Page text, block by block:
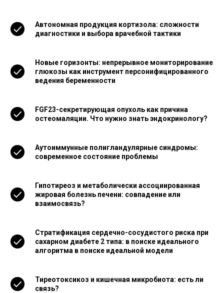
Автономная продукция кортизола: сложности
диагностики и выбора врачебной тактики
Новые горизонты: непрерывное мониторирование
глюкозы как инструмент персонифицированного
ведения беременности
FGF23-секретирующая опухоль как причина
остеомаляции. Что нужно знать эндокринологу?
Аутоиммунные полигландулярные синдромы:
современное состояние проблемы
Гипотиреоз и метаболически ассоциированная
жировая болезнь печени: совпадение или
взаимосвязь?
Стратификация сердечно-сосудистого риска при
сахарном диабете 2 типа: в поиске идеального
алгоритма в поиске идеальной модели
Тиреотоксикоз и кишечная микробиота: есть ли
связь?